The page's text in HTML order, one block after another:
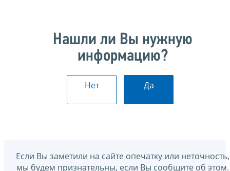
Нашли ли Вы нужную
информацию?
Нет Да
Если Вы заметили на сайте опечатку или неточность,
мы будем признательны, если Вы сообщите об этом.